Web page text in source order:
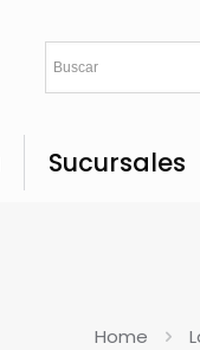
Sucursales
Home